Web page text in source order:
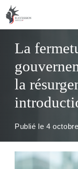
Aller
au
contenu
La
la
Publié le 4